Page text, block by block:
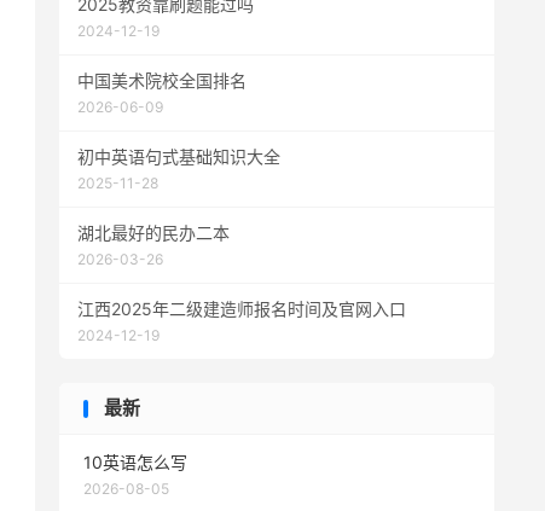
2025教资靠刷题能过吗
2024-12-19
中国美术院校全国排名
2026-06-09
初中英语句式基础知识大全
2025-11-28
湖北最好的民办二本
2026-03-26
江西2025年二级建造师报名时间及官网入口
2024-12-19
最新
10英语怎么写
2026-08-05